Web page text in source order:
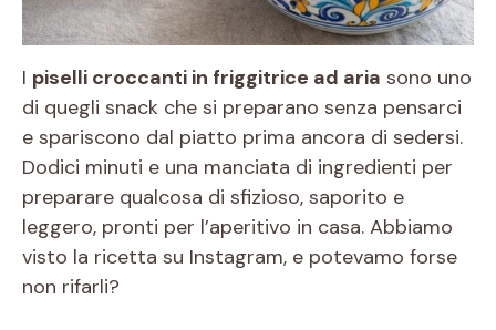
I piselli croccanti in friggitrice ad aria sono uno
di quegli snack che si preparano senza pensarci
e spariscono dal piatto prima ancora di sedersi.
Dodici minuti e una manciata di ingredienti per
preparare qualcosa di sfizioso, saporito e
leggero, pronti per l’aperitivo in casa. Abbiamo
visto la ricetta su Instagram, e potevamo forse
non rifarli?